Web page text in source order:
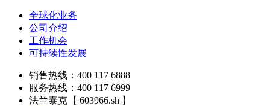
全球化业务
公司介绍
工作机会
可持续性发展
销售热线：400 117 6888
服务热线：400 117 6999
法兰泰克【 603966.sh 】